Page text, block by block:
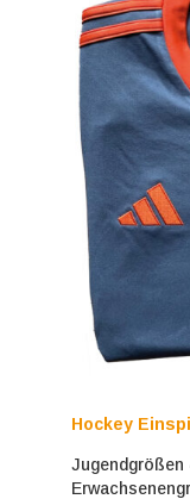
Hockey
Jugendgrößen